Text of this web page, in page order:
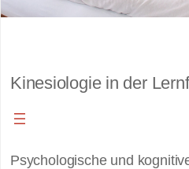
Kinesiologie in der
Psychologische und